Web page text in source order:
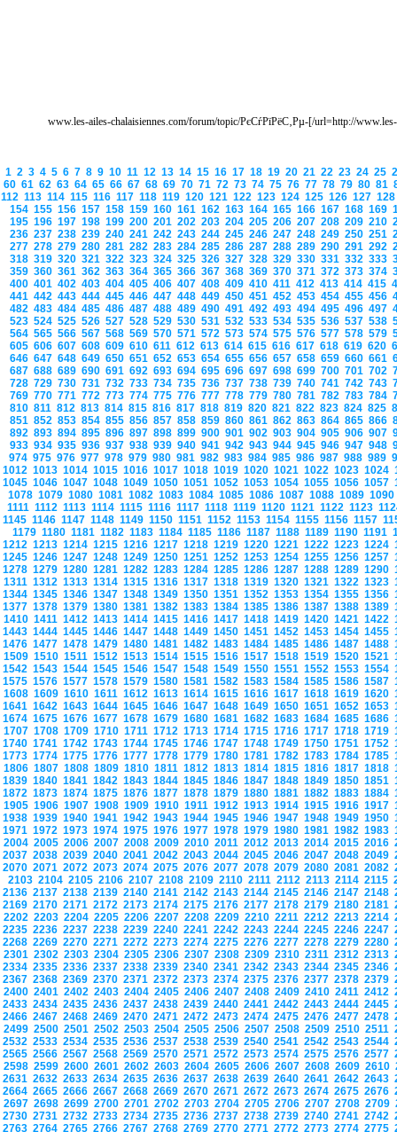
[url=http://www.les-ailes-chalaisiennes.com/forum/topic/РєСѓРїРёС‚Рµ-РґРёРїР»РѕРј-Рё-СѓР»СѓС‡С€РёС‚Рµ-СЃРІРѕРµ-Р±СѓРґСѓС‰РµРµ/#postid-19485/]www.les-ailes-chalaisiennes.com/forum/topic/РєСѓРїРёС‚Рµ-
1 2 3 4 5 6 7 8 9 10 11 12 13 14 15 16 17 18 19 20 21 22 23 24 25
60 61 62 63 64 65 66 67 68 69 70 71 72 73 74 75 76 77 78 79 80 81
112 113 114 115 116 117 118 119 120 121 122 123 124 125 126 127
154 155 156 157 158 159 160 161 162 163 164 165 166 167 168 169
195 196 197 198 199 200 201 202 203 204 205 206 207 208 209 210
236 237 238 239 240 241 242 243 244 245 246 247 248 249 250 251
277 278 279 280 281 282 283 284 285 286 287 288 289 290 291 292
318 319 320 321 322 323 324 325 326 327 328 329 330 331 332 333
359 360 361 362 363 364 365 366 367 368 369 370 371 372 373 374
400 401 402 403 404 405 406 407 408 409 410 411 412 413 414 415
441 442 443 444 445 446 447 448 449 450 451 452 453 454 455 456
482 483 484 485 486 487 488 489 490 491 492 493 494 495 496 497
523 524 525 526 527 528 529 530 531 532 533 534 535 536 537 538
564 565 566 567 568 569 570 571 572 573 574 575 576 577 578 579
605 606 607 608 609 610 611 612 613 614 615 616 617 618 619 620
646 647 648 649 650 651 652 653 654 655 656 657 658 659 660 661
687 688 689 690 691 692 693 694 695 696 697 698 699 700 701 702
728 729 730 731 732 733 734 735 736 737 738 739 740 741 742 743
769 770 771 772 773 774 775 776 777 778 779 780 781 782 783 784
810 811 812 813 814 815 816 817 818 819 820 821 822 823 824 825
851 852 853 854 855 856 857 858 859 860 861 862 863 864 865 866
892 893 894 895 896 897 898 899 900 901 902 903 904 905 906 907
933 934 935 936 937 938 939 940 941 942 943 944 945 946 947 948
974 975 976 977 978 979 980 981 982 983 984 985 986 987 988 989
1012 1013 1014 1015 1016 1017 1018 1019 1020 1021 1022 1023 1024
1045 1046 1047 1048 1049 1050 1051 1052 1053 1054 1055 1056 1057
1078 1079 1080 1081 1082 1083 1084 1085 1086 1087 1088 1089
1111 1112 1113 1114 1115 1116 1117 1118 1119 1120 1121 1122 1123
1145 1146 1147 1148 1149 1150 1151 1152 1153 1154 1155 1156 1157
1179 1180 1181 1182 1183 1184 1185 1186 1187 1188 1189 1190 1191
1212 1213 1214 1215 1216 1217 1218 1219 1220 1221 1222 1223 1224
1245 1246 1247 1248 1249 1250 1251 1252 1253 1254 1255 1256 1257
1278 1279 1280 1281 1282 1283 1284 1285 1286 1287 1288 1289 1290
1311 1312 1313 1314 1315 1316 1317 1318 1319 1320 1321 1322 1323
1344 1345 1346 1347 1348 1349 1350 1351 1352 1353 1354 1355 1356
1377 1378 1379 1380 1381 1382 1383 1384 1385 1386 1387 1388 1389
1410 1411 1412 1413 1414 1415 1416 1417 1418 1419 1420 1421 1422
1443 1444 1445 1446 1447 1448 1449 1450 1451 1452 1453 1454 1455
1476 1477 1478 1479 1480 1481 1482 1483 1484 1485 1486 1487 1488
1509 1510 1511 1512 1513 1514 1515 1516 1517 1518 1519 1520 1521
1542 1543 1544 1545 1546 1547 1548 1549 1550 1551 1552 1553 1554
1575 1576 1577 1578 1579 1580 1581 1582 1583 1584 1585 1586 1587
1608 1609 1610 1611 1612 1613 1614 1615 1616 1617 1618 1619 1620
1641 1642 1643 1644 1645 1646 1647 1648 1649 1650 1651 1652 1653
1674 1675 1676 1677 1678 1679 1680 1681 1682 1683 1684 1685 1686
1707 1708 1709 1710 1711 1712 1713 1714 1715 1716 1717 1718 1719
1740 1741 1742 1743 1744 1745 1746 1747 1748 1749 1750 1751 1752
1773 1774 1775 1776 1777 1778 1779 1780 1781 1782 1783 1784 1785
1806 1807 1808 1809 1810 1811 1812 1813 1814 1815 1816 1817 1818
1839 1840 1841 1842 1843 1844 1845 1846 1847 1848 1849 1850 1851
1872 1873 1874 1875 1876 1877 1878 1879 1880 1881 1882 1883 1884
1905 1906 1907 1908 1909 1910 1911 1912 1913 1914 1915 1916 1917
1938 1939 1940 1941 1942 1943 1944 1945 1946 1947 1948 1949 1950
1971 1972 1973 1974 1975 1976 1977 1978 1979 1980 1981 1982 1983
2004 2005 2006 2007 2008 2009 2010 2011 2012 2013 2014 2015 2016
2037 2038 2039 2040 2041 2042 2043 2044 2045 2046 2047 2048 2049
2070 2071 2072 2073 2074 2075 2076 2077 2078 2079 2080 2081 2082
2103 2104 2105 2106 2107 2108 2109 2110 2111 2112 2113 2114 2115
2136 2137 2138 2139 2140 2141 2142 2143 2144 2145 2146 2147 2148
2169 2170 2171 2172 2173 2174 2175 2176 2177 2178 2179 2180 2181
2202 2203 2204 2205 2206 2207 2208 2209 2210 2211 2212 2213 2214
2235 2236 2237 2238 2239 2240 2241 2242 2243 2244 2245 2246 2247
2268 2269 2270 2271 2272 2273 2274 2275 2276 2277 2278 2279 2280
2301 2302 2303 2304 2305 2306 2307 2308 2309 2310 2311 2312 2313
2334 2335 2336 2337 2338 2339 2340 2341 2342 2343 2344 2345 2346
2367 2368 2369 2370 2371 2372 2373 2374 2375 2376 2377 2378 2379
2400 2401 2402 2403 2404 2405 2406 2407 2408 2409 2410 2411 2412
2433 2434 2435 2436 2437 2438 2439 2440 2441 2442 2443 2444 2445
2466 2467 2468 2469 2470 2471 2472 2473 2474 2475 2476 2477 2478
2499 2500 2501 2502 2503 2504 2505 2506 2507 2508 2509 2510 2511
2532 2533 2534 2535 2536 2537 2538 2539 2540 2541 2542 2543 2544
2565 2566 2567 2568 2569 2570 2571 2572 2573 2574 2575 2576 2577
2598 2599 2600 2601 2602 2603 2604 2605 2606 2607 2608 2609 2610
2631 2632 2633 2634 2635 2636 2637 2638 2639 2640 2641 2642 2643
2664 2665 2666 2667 2668 2669 2670 2671 2672 2673 2674 2675 2676
2697 2698 2699 2700 2701 2702 2703 2704 2705 2706 2707 2708 2709
2730 2731 2732 2733 2734 2735 2736 2737 2738 2739 2740 2741 2742
2763 2764 2765 2766 2767 2768 2769 2770 2771 2772 2773 2774 2775